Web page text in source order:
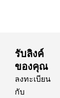
รับลิงค์
ของคุณ
ลงทะเบียน
กับ